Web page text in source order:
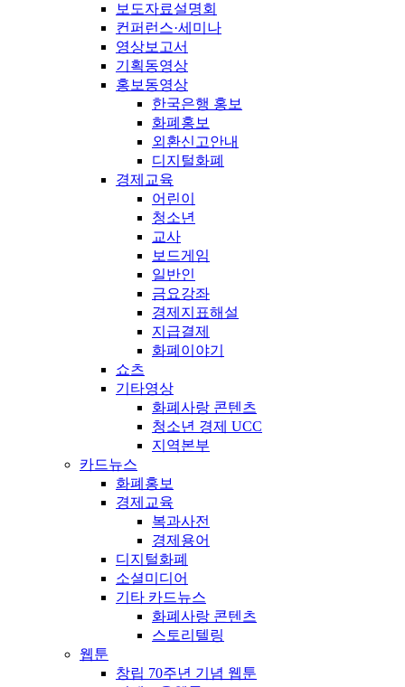
보도자료설명회
컨퍼런스·세미나
영상보고서
기획동영상
홍보동영상
한국은행 홍보
화폐홍보
외환신고안내
디지털화폐
경제교육
어린이
청소년
교사
보드게임
일반인
금요강좌
경제지표해설
지급결제
화폐이야기
쇼츠
기타영상
화폐사랑 콘텐츠
청소년 경제 UCC
지역본부
카드뉴스
화폐홍보
경제교육
복과사전
경제용어
디지털화폐
소셜미디어
기타 카드뉴스
화폐사랑 콘텐츠
스토리텔링
웹툰
창립 70주년 기념 웹툰